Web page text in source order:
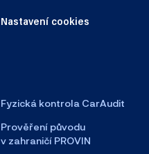
Nastavení cookies
Fyzická kontrola CarAudit
Prověření původu
v zahraničí PROVIN